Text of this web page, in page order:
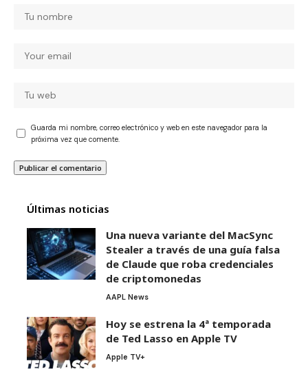
Guarda mi nombre, correo electrónico y web en este navegador para la
próxima vez que comente.
Últimas noticias
Una nueva variante del MacSync
Stealer a través de una guía falsa
de Claude que roba credenciales
de criptomonedas
AAPL News
Hoy se estrena la 4ª temporada
de Ted Lasso en Apple TV
Apple TV+